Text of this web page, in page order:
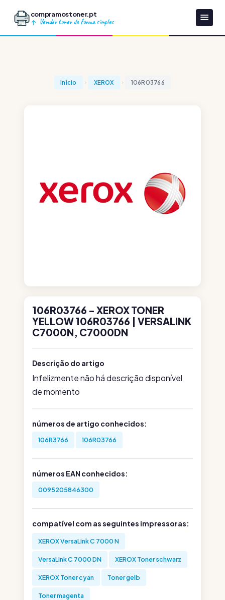
compramostoner.pt
Vender toner de forma simples
Início XEROX 106R03766
106R03766 - XEROX TONER
YELLOW 106R03766 | VERSALINK
C7000N, C7000DN
Descrição do artigo
Infelizmente não há descrição disponível
de momento
números de artigo conhecidos:
106R3766 106R03766
números EAN conhecidos:
0095205846300
compatível com as seguintes impressoras:
XEROX VersaLink C 7000 N
VersaLink C 7000 DN XEROX Toner schwarz
XEROX Toner cyan Toner gelb
Toner magenta